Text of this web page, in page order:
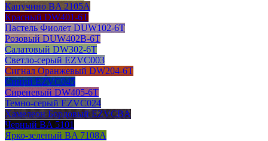
Капучино BA 2105A
Красный DW401-6T
Пастель Фиолет DUW102-6T
Розовый DUW402B-6T
Салатовый DW302-6T
Светло-серый EZVC003
Сигнал Оранжевый DW204-6T
Синий EZVC045
Сиреневый DW405-6T
Темно-серый EZVC024
Хамелеон Бордовый EZVCBA
Черный BA 5101
Ярко-зеленый BA 7108A